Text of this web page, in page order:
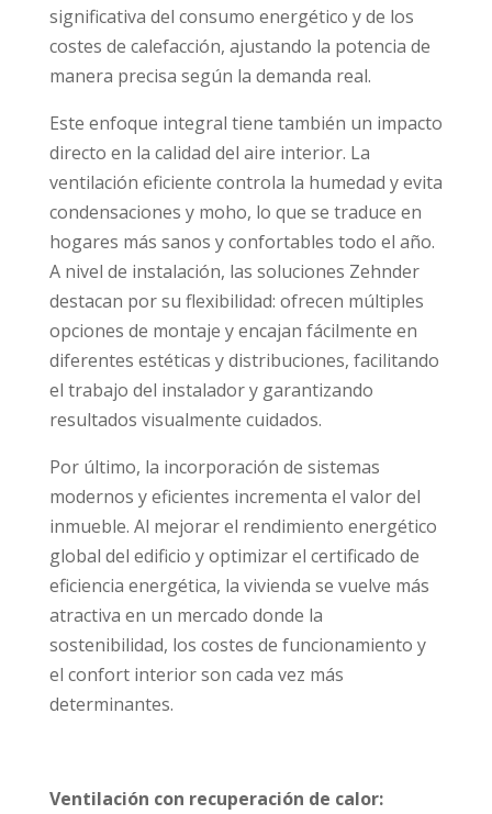
significativa del consumo energético y de los
costes de calefacción, ajustando la potencia de
manera precisa según la demanda real.
Este enfoque integral tiene también un impacto
directo en la calidad del aire interior. La
ventilación eficiente controla la humedad y evita
condensaciones y moho, lo que se traduce en
hogares más sanos y confortables todo el año.
A nivel de instalación, las soluciones Zehnder
destacan por su flexibilidad: ofrecen múltiples
opciones de montaje y encajan fácilmente en
diferentes estéticas y distribuciones, facilitando
el trabajo del instalador y garantizando
resultados visualmente cuidados.
Por último, la incorporación de sistemas
modernos y eficientes incrementa el valor del
inmueble. Al mejorar el rendimiento energético
global del edificio y optimizar el certificado de
eficiencia energética, la vivienda se vuelve más
atractiva en un mercado donde la
sostenibilidad, los costes de funcionamiento y
el confort interior son cada vez más
determinantes.
Ventilación con recuperación de calor: